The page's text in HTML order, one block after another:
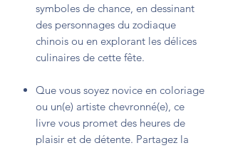
symboles de chance, en dessinant
des personnages du zodiaque
chinois ou en explorant les délices
culinaires de cette fête.
Que vous soyez novice en coloriage
ou un(e) artiste chevronné(e), ce
livre vous promet des heures de
plaisir et de détente. Partagez la